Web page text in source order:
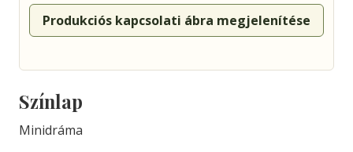
Produkciós kapcsolati ábra megjelenítése
Színlap
Minidráma